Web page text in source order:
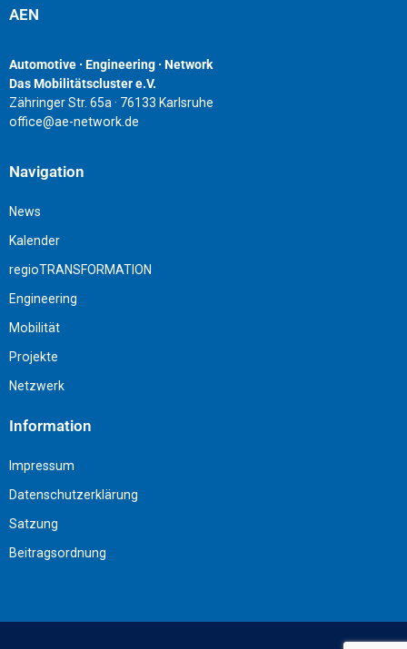
AEN
Automotive · Engineering · Network
Das Mobilitätscluster e.V.
Zähringer Str. 65a · 76133 Karlsruhe
office@ae-network.de
Navigation
News
Kalender
regioTRANSFORMATION
Engineering
Mobilität
Projekte
Netzwerk
Information
Impressum
Datenschutzerklärung
Satzung
Beitragsordnung